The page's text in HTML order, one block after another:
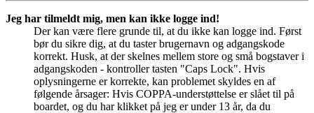
Jeg har tilmeldt mig, men kan ikke logge ind!
Der kan være flere grunde til, at du ikke kan logge ind. Først
bør du sikre dig, at du taster brugernavn og adgangskode
korrekt. Husk, at der skelnes mellem store og små bogstaver i
adgangskoden - kontroller tasten "Caps Lock". Hvis
oplysningerne er korrekte, kan problemet skyldes en af
følgende årsager: Hvis COPPA-understøttelse er slået til på
boardet, og du har klikket på jeg er under 13 år, da du